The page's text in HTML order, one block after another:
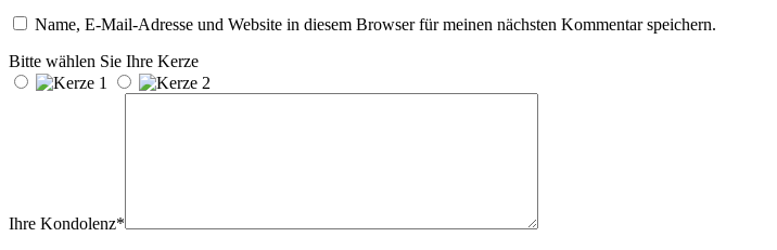
Name, E-Mail-Adresse und Website in diesem Browser für meinen nächsten Kommentar speichern.
Bitte wählen Sie Ihre Kerze
Ihre Kondolenz*